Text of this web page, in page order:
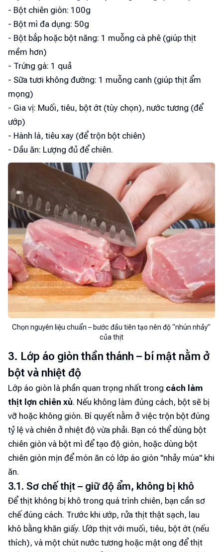
- Bột chiên giòn: 100g
- Bột mì đa dụng: 50g
- Bột bắp hoặc bột năng: 1 muỗng cà phê (giúp thịt
mềm hơn)
- Trứng gà: 1 quả
- Sữa tươi không đường: 1 muỗng canh (giúp thịt ẩm
mọng)
- Gia vị: Muối, tiêu, bột ớt (tùy chọn), nước tương (để
ướp)
- Hành lá, tiêu xay (để trộn bột chiên)
- Dầu ăn: Lượng đủ để chiên.
Chọn nguyên liệu chuẩn – bước đầu tiên tạo nên độ “nhún nhảy”
của thịt
3. Lớp áo giòn thần thánh – bí mật nằm ở
bột và nhiệt độ
Lớp áo giòn là phần quan trọng nhất trong cách làm
thịt lợn chiên xù. Nếu không làm đúng cách, bột sẽ bị
vỡ hoặc không giòn. Bí quyết nằm ở việc trộn bột đúng
tỷ lệ và chiên ở nhiệt độ vừa phải. Bạn có thể dùng bột
chiên giòn và bột mì để tạo độ giòn, hoặc dùng bột
chiên giòn mịn để món ăn có lớp áo giòn "nhảy múa" khi
ăn.
3.1. Sơ chế thịt – giữ độ ẩm, không bị khô
Để thịt không bị khô trong quá trình chiên, bạn cần sơ
chế đúng cách. Trước khi ướp, rửa thịt thật sạch, lau
khô bằng khăn giấy. Ướp thịt với muối, tiêu, bột ớt (nếu
thích), và một chút nước tương hoặc mật ong để thịt